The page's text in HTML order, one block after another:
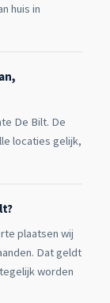
huis in
De Bilt. De
locaties gelijk,
plaatsen wij
Dat geldt
worden